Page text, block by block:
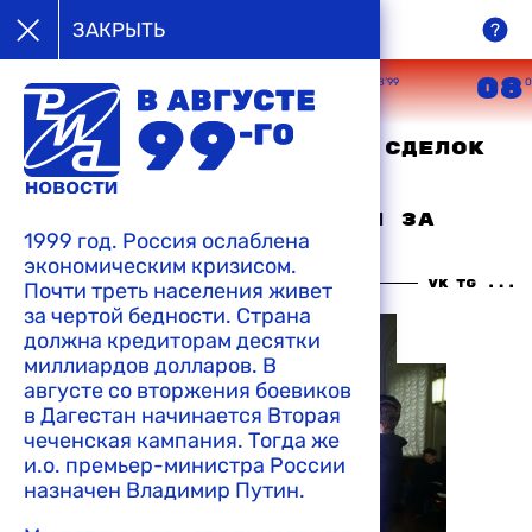
в августе
99-го
05 08’99 06 08’99 08
На ММВБ в СЭЛТ в ходе сделок
с расчетами сегодня
средневзвешенный курс
составил 24,5187 рубля за
доллар
11:19 06-08-1999
ЗАКРЫТЬ
1999 год. Россия ослаблена
экономическим кризисом.
Почти треть населения живет
за чертой бедности. Страна
должна кредиторам десятки
миллиардов долларов. В
августе со вторжения боевиков
в Дагестан начинается Вторая
чеченская кампания. Тогда же
и.о. премьер-министра России
назначен Владимир Путин.